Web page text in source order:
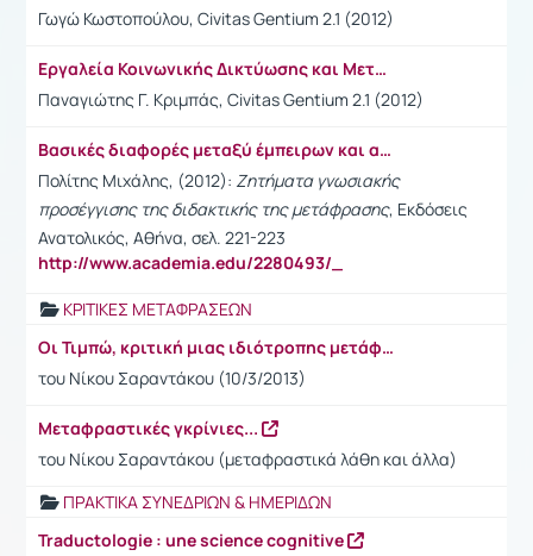
Γωγώ Κωστοπούλου, Civitas Gentium 2.1 (2012)
Εργαλεία Κοινωνικής Δικτύωσης και Μεταφραστές: Η Περiπτωση του LinkedIn
Παναγιώτης Γ. Κριμπάς, Civitas Gentium 2.1 (2012)
Βασικές διαφορές μεταξύ έμπειρων και αρχάριων μεταφραστών
Πολίτης Μιχάλης, (2012): Ζητήματα γνωσιακής
προσέγγισης της διδακτικής της μετάφρασης, Εκδόσεις
Ανατολικός, Αθήνα, σελ. 221-223
http://www.academia.edu/2280493/_
ΚΡΙΤΙΚΕΣ ΜΕΤΑΦΡΑΣΕΩΝ
Οι Τιμπώ, κριτική μιας ιδιότροπης μετάφρασης
του Νίκου Σαραντάκου (10/3/2013)
Μεταφραστικές γκρίνιες...
του Νίκου Σαραντάκου (μεταφραστικά λάθη και άλλα)
ΠΡΑΚΤΙΚΑ ΣΥΝΕΔΡΙΩΝ & ΗΜΕΡΙΔΩΝ
Traductologie : une science cognitive